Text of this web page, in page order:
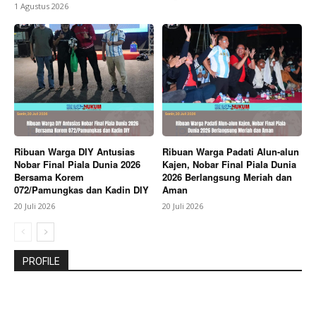
1 Agustus 2026
Ribuan Warga DIY Antusias
Nobar Final Piala Dunia 2026
Bersama Korem
072/Pamungkas dan Kadin DIY
20 Juli 2026
Ribuan Warga Padati Alun-alun
Kajen, Nobar Final Piala Dunia
2026 Berlangsung Meriah dan
Aman
20 Juli 2026
PROFILE